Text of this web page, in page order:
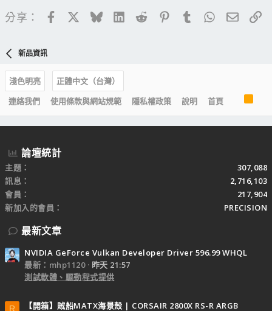
有興趣的網友請自行點?..
分享： FacebookBlueskyLinkedIn
Reddit PinterestTumblrWhatsApp
電子
新品資訊
淺色明亮
正體中文（台灣）
連絡我們
使用條款與網站規範 隱私權政策 說明 首頁
S
論壇統計
主題
307,088
訊息
2,716,103
會員
217,904
新加入的會員
PRECISION
最新文章
NVIDIA GeForce Vulkan Developer Driver 596.99 WHQL
最新：mhp1120
昨天 21:57
測試軟體、驅動程式提供
R
【開箱】賊船MATX海景殼 | CORSAIR 2800X RS-R ARGB